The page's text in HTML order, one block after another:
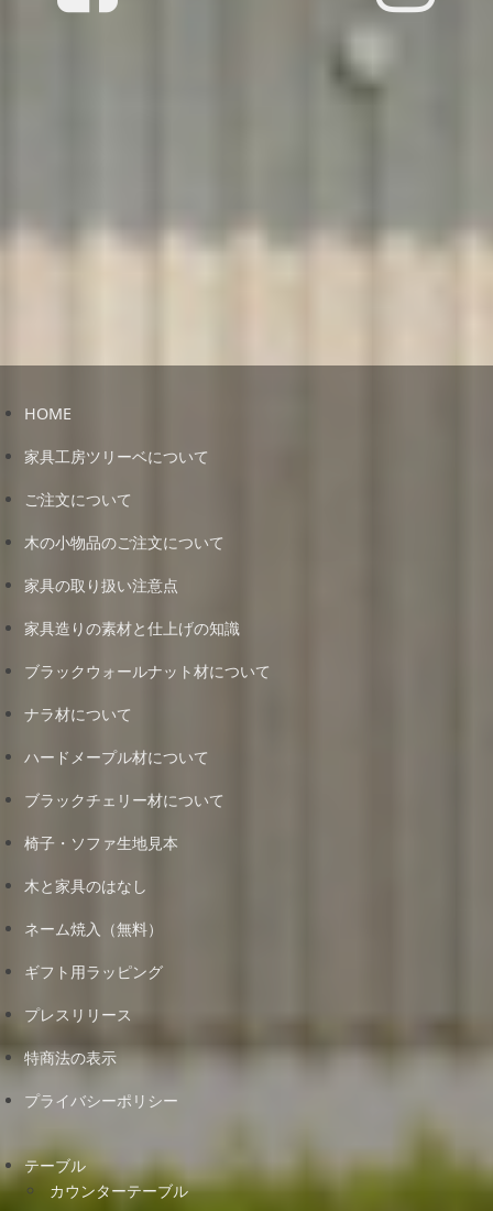
HOME
家具工房ツリーベについて
ご注文について
木の小物品のご注文について
家具の取り扱い注意点
家具造りの素材と仕上げの知識
ブラックウォールナット材について
ナラ材について
ハードメープル材について
ブラックチェリー材について
椅子・ソファ生地見本
木と家具のはなし
ネーム焼入（無料）
ギフト用ラッピング
プレスリリース
特商法の表示
プライバシーポリシー
テーブル
カウンターテーブル